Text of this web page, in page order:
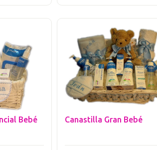
Bebé Canastilla Gran Bebé